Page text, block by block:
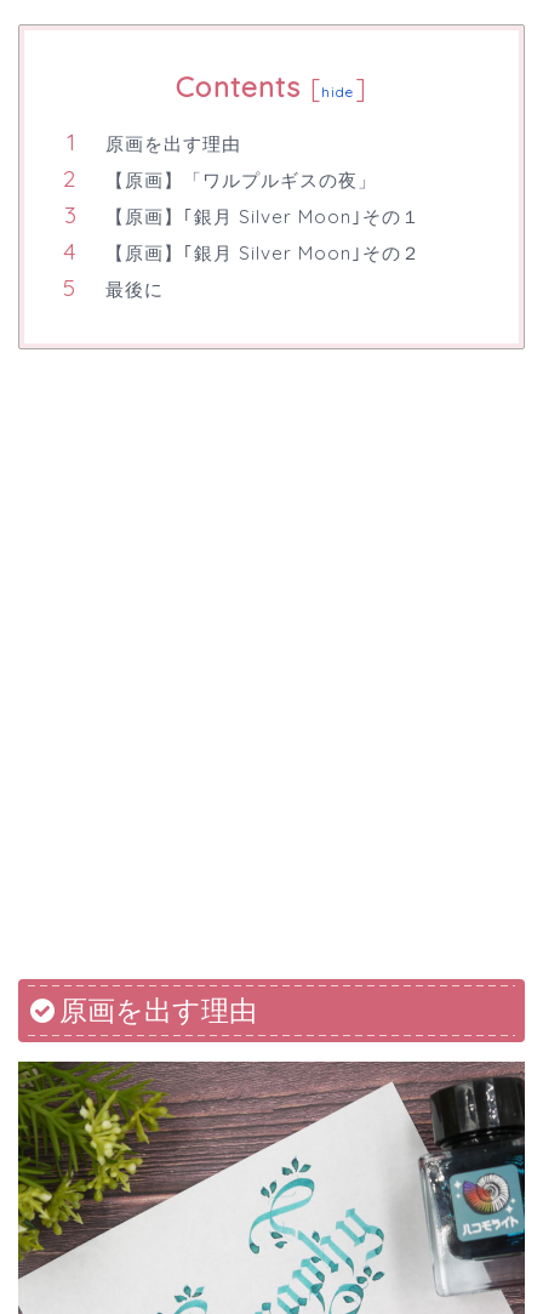
Contents [hide ]
原画を出す理由
【原画】「ワルプルギスの夜」
【原画】｢銀月 Silver Moon｣その１
【原画】｢銀月 Silver Moon｣その２
最後に
原画を出す理由